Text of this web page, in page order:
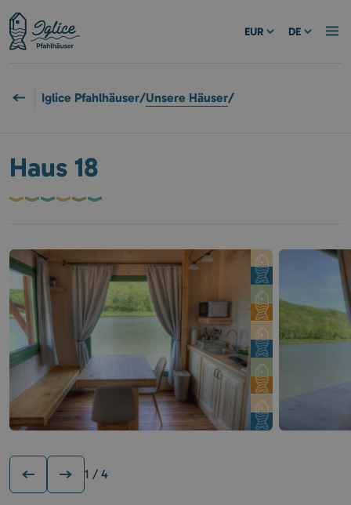
EUR DE
Iglice Pfahlhäuser/Unsere Häuser/
Haus 18
1 / 4